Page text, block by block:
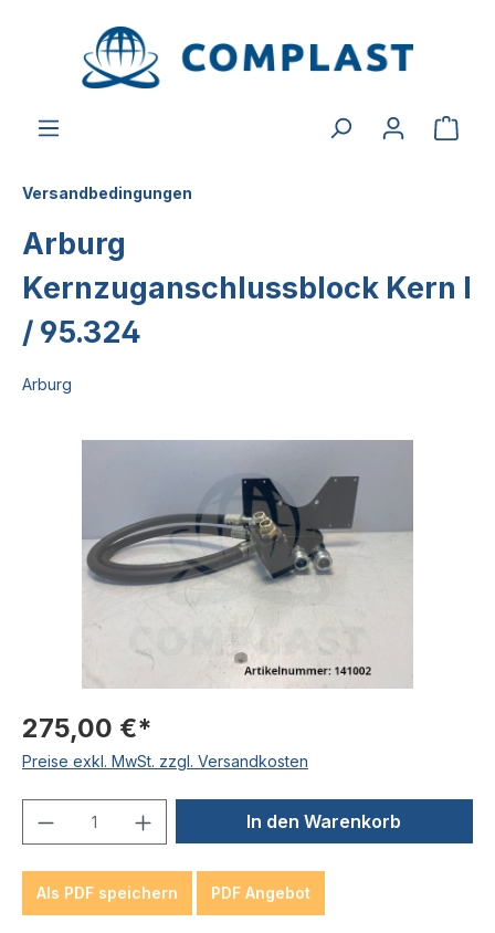
Versandbedingungen
Arburg
Kernzuganschlussblock Kern I
/ 95.324
Arburg
275,00 €*
Preise exkl. MwSt. zzgl. Versandkosten
Produkt Anzahl: Gib denIn den Warenkorb
Als PDF speichern PDF Angebot